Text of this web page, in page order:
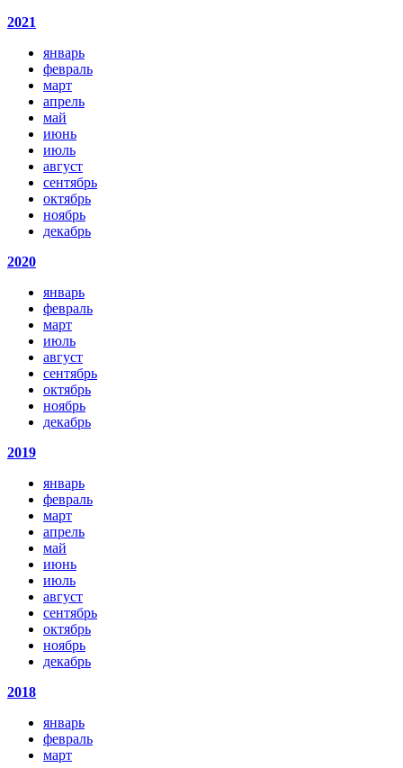
2021
январь
февраль
март
апрель
май
июнь
июль
август
сентябрь
октябрь
ноябрь
декабрь
2020
январь
февраль
март
июль
август
сентябрь
октябрь
ноябрь
декабрь
2019
январь
февраль
март
апрель
май
июнь
июль
август
сентябрь
октябрь
ноябрь
декабрь
2018
январь
февраль
март